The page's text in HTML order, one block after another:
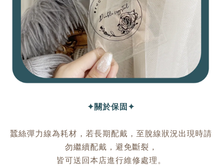
✦關於保固✦
蠶絲彈力線為耗材，若長期配戴，至脫線狀況出現時請
勿繼續配戴，避免斷裂，
皆可送回本店進行維修處理。